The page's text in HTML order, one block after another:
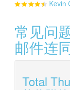
Kevin
常见问
邮件连
Total